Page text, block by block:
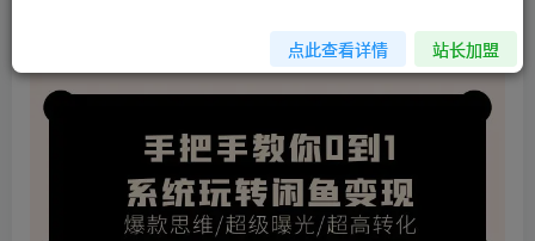
840 87
点此查看详情 站长加盟